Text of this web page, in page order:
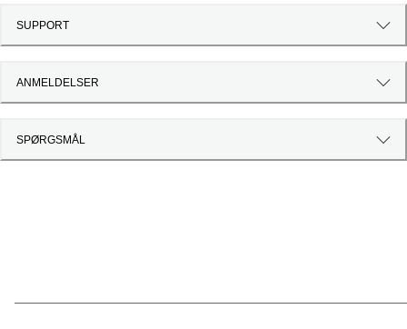
SUPPORT
ANMELDELSER
SPØRGSMÅL